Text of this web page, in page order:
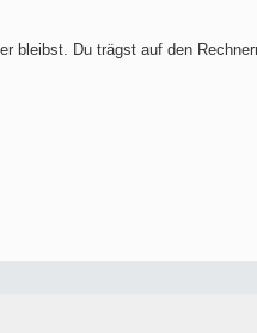
bleibst. Du trägst auf den